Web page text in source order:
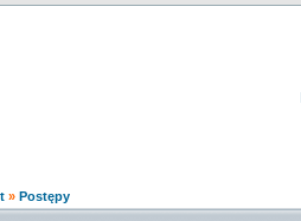
» Postępy